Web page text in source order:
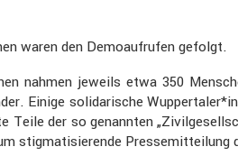
waren den Demoauf­rufen gefolgt.
nahmen jeweils etwa 350
Einige solida­ri­sche
Teile der so genannten
stigma­ti­sie­rende